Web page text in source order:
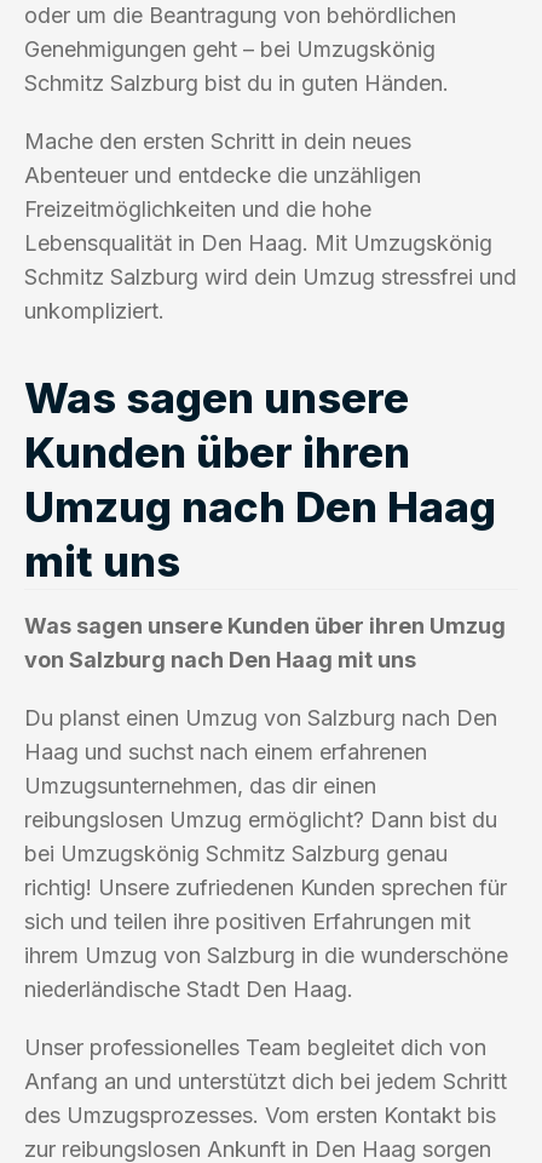
oder um die Beantragung von behördlichen
Genehmigungen geht – bei Umzugskönig
Schmitz Salzburg bist du in guten Händen.
Mache den ersten Schritt in dein neues
Abenteuer und entdecke die unzähligen
Freizeitmöglichkeiten und die hohe
Lebensqualität in Den Haag. Mit Umzugskönig
Schmitz Salzburg wird dein Umzug stressfrei und
unkompliziert.
Was sagen unsere
Kunden über ihren
Umzug nach Den Haag
mit uns
Was sagen unsere Kunden über ihren Umzug
von Salzburg nach Den Haag mit uns
Du planst einen Umzug von Salzburg nach Den
Haag und suchst nach einem erfahrenen
Umzugsunternehmen, das dir einen
reibungslosen Umzug ermöglicht? Dann bist du
bei Umzugskönig Schmitz Salzburg genau
richtig! Unsere zufriedenen Kunden sprechen für
sich und teilen ihre positiven Erfahrungen mit
ihrem Umzug von Salzburg in die wunderschöne
niederländische Stadt Den Haag.
Unser professionelles Team begleitet dich von
Anfang an und unterstützt dich bei jedem Schritt
des Umzugsprozesses. Vom ersten Kontakt bis
zur reibungslosen Ankunft in Den Haag sorgen